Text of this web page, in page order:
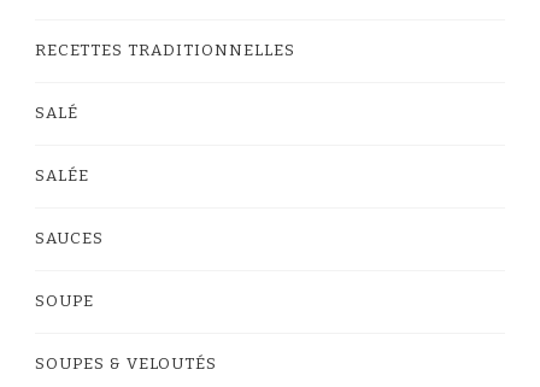
RECETTES TRADITIONNELLES
SALÉ
SALÉE
SAUCES
SOUPE
SOUPES & VELOUTÉS